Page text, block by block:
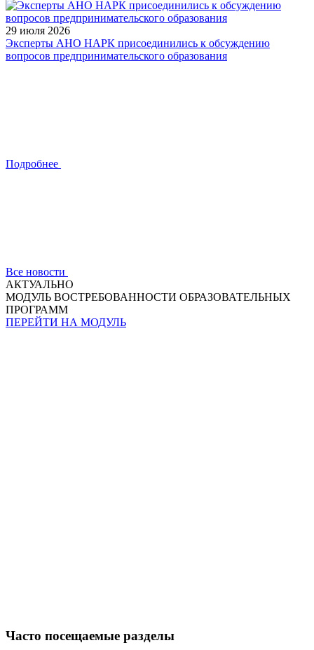
29 июля 2026
Эксперты АНО НАРК присоединились к обсуждению
вопросов предпринимательского образования
Подробнее
Все новости
АКТУАЛЬНО
МОДУЛЬ ВОСТРЕБОВАННОСТИ ОБРАЗОВАТЕЛЬНЫХ
ПРОГРАММ
ПЕРЕЙТИ НА МОДУЛЬ
Часто посещаемые разделы